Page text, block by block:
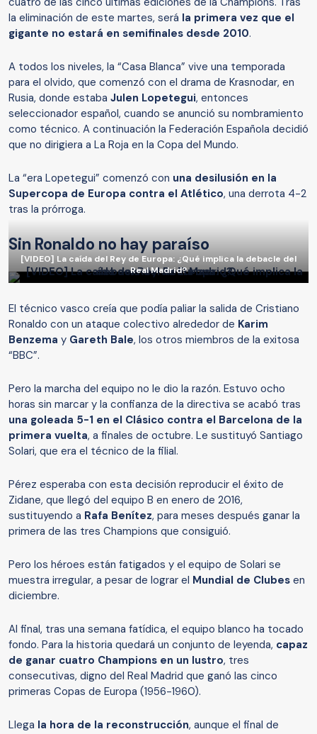
la eliminación de este martes, será la primera vez que el
gigante no estará en semifinales desde 2010.
A todos los niveles, la “Casa Blanca” vive una temporada
para el olvido, que comenzó con el drama de Krasnodar, en
Rusia, donde estaba Julen Lopetegui, entonces
seleccionador español, cuando se anunció su nombramiento
como técnico. A continuación la Federación Española decidió
que no dirigiera a La Roja en la Copa del Mundo.
La “era Lopetegui” comenzó con una desilusión en la
Supercopa de Europa contra el Atlético, una derrota 4-2
tras la prórroga.
Sin Ronaldo no hay paraíso
[VIDEO] La caída del Rey de Europa: ¿Qué implica la debacle del
Real Madrid?
El técnico vasco creía que podía paliar la salida de Cristiano
Ronaldo con un ataque colectivo alrededor de Karim
Benzema y Gareth Bale, los otros miembros de la exitosa
“BBC”.
Pero la marcha del equipo no le dio la razón. Estuvo ocho
horas sin marcar y la confianza de la directiva se acabó tras
una goleada 5-1 en el Clásico contra el Barcelona de la
primera vuelta, a finales de octubre. Le sustituyó Santiago
Solari, que era el técnico de la filial.
Pérez esperaba con esta decisión reproducir el éxito de
Zidane, que llegó del equipo B en enero de 2016,
sustituyendo a Rafa Benítez, para meses después ganar la
primera de las tres Champions que consiguió.
Pero los héroes están fatigados y el equipo de Solari se
muestra irregular, a pesar de lograr el Mundial de Clubes en
diciembre.
Al final, tras una semana fatídica, el equipo blanco ha tocado
fondo. Para la historia quedará un conjunto de leyenda, capaz
de ganar cuatro Champions en un lustro, tres
consecutivas, digno del Real Madrid que ganó las cinco
primeras Copas de Europa (1956-1960).
Llega la hora de la reconstrucción, aunque el final de